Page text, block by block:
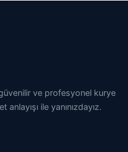
ve profesyonel kurye
ile yanınızdayız.